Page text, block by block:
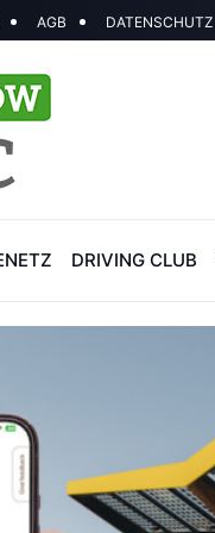
AGB DATENSCHUTZ
DRIVING CLUB